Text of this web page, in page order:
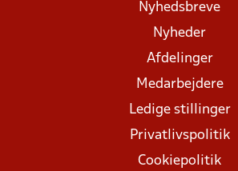
Nyhedsbreve
Nyheder
Afdelinger
Medarbejdere
Ledige stillinger
Privatlivspolitik
Cookiepolitik